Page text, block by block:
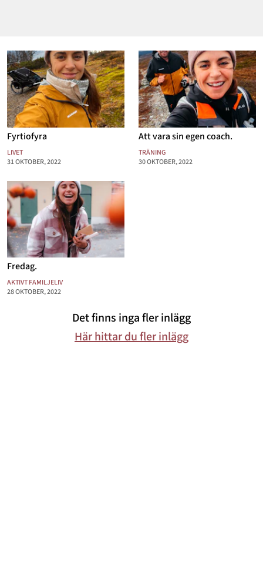
Fyrtiofyra
LIVET
31 OKTOBER, 2022
Att vara sin egen coach.
TRÄNING
30 OKTOBER, 2022
Fredag.
AKTIVT FAMILJELIV
28 OKTOBER, 2022
Det finns inga fler inlägg
Här hittar du fler inlägg